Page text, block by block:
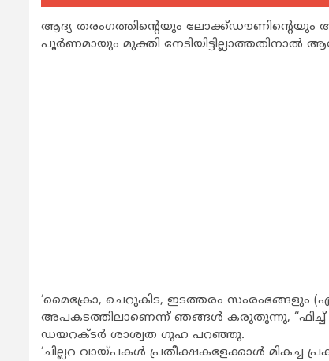
ആദ്യ തരംഗത്തിന്‍റെയും
പൂര്‍ണമായും മുക്തി
‘മൈക്രോ, ചെറുകിട, ഇടത്തരം സംരംഭങ്ങളും
അപകടത്തിലാണെന്ന് ഞങ്ങള്‍ കരുതുന്നു, “ഫിച്ച്
ഡയറക്ടര്‍ ശാശ്വത ഗുഹ പറഞ്ഞു.
‘ചില്ലറ വായ്പകള്‍ പ്രതീക്ഷകളേക്കാള്‍ മികച്ച